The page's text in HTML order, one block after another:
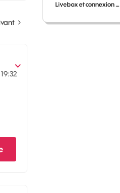
19:32
Livebox et connexion …